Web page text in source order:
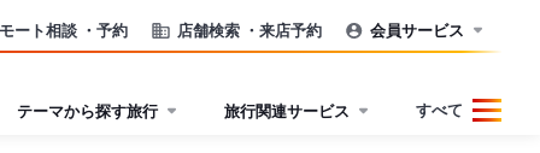
ート相談 ・予約 店舗検索 ・来店予約 会員サービス
テーマから探す旅行 旅行関連サービス すべて